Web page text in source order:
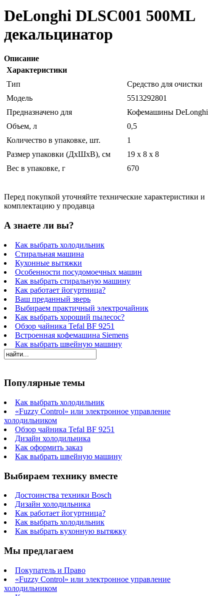
DeLonghi DLSC001 500ML
декальцинатор
Описание
Характеристики
Тип
Средство для очистки
Модель
5513292801
Предназначено для
Кофемашины DeLonghi
Объем, л
0,5
Количество в упаковке, шт.
1
Размер упаковки (ДхШхВ), см
19 x 8 x 8
Вес в упаковке, г
670
Перед покупкой уточняйте технические характеристики и
комплектацию у продавца
А знаете ли вы?
Как выбрать холодильник
Стиральная машина
Кухонные вытяжки
Особенности посудомоечных машин
Как выбрать стиральную машину
Как работает йогуртница?
Ваш преданный зверь
Выбираем практичный электрочайник
Как выбрать хороший пылесос?
Обзор чайника Tefal BF 9251
Встроенная кофемашина Siemens
Как выбрать швейную машину
Популярные темы
Как выбрать холодильник
«Fuzzy Control» или электронное управление
холодильником
Обзор чайника Tefal BF 9251
Дизайн холодильника
Как оформить заказ
Как выбрать швейную машину
Выбираем технику вместе
Достоинства техники Bosch
Дизайн холодильника
Как работает йогуртница?
Как выбрать холодильник
Как выбрать кухонную вытяжку
Мы предлагаем
Покупатель и Право
«Fuzzy Control» или электронное управление
холодильником